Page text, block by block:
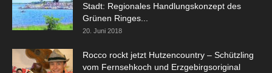
Stadt: Regionales Handlungskonzept des
Grünen Ringes...
20. Juni 2018
Rocco rockt jetzt Hutzencountry – Schützling
vom Fernsehkoch und Erzgebirgsoriginal